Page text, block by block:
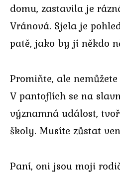
domu, zastavila je
Vránová. Sjela je
patě, jako by jí někdo
Promiňte, ale
V pantoflích se na
významná událost,
školy. Musíte zůstat
Paní, oni jsou moji